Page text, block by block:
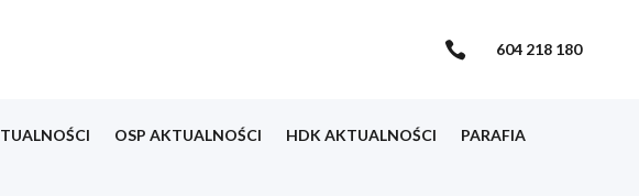
 604 218 180
OSP AKTUALNOŚCI HDK AKTUALNOŚCI
PARAFIA